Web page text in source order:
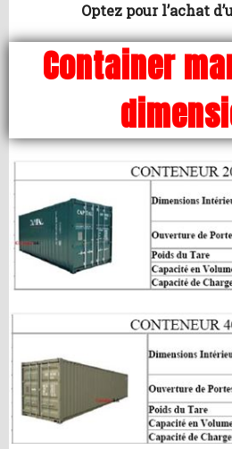
Optez pour l’achat
Container